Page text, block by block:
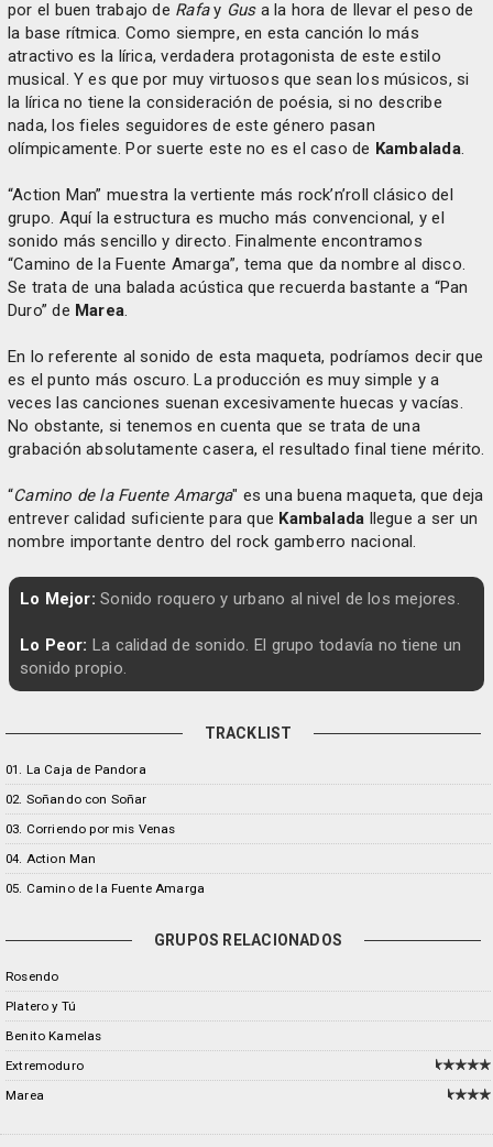
por el buen trabajo de Rafay Gusa la hora de llevar el peso de
la base rítmica. Como siempre, en esta canción lo más
atractivo es la lírica, verdadera protagonista de este estilo
musical. Y es que por muy virtuosos que sean los músicos, si
la lírica no tiene la consideración de poésia, si no describe
nada, los fieles seguidores de este género pasan
olímpicamente. Por suerte este no es el caso de Kambalada.
“Action Man” muestra la vertiente más rock’n’roll clásico del
grupo. Aquí la estructura es mucho más convencional, y el
sonido más sencillo y directo. Finalmente encontramos
“Camino de la Fuente Amarga”, tema que da nombre al disco.
Se trata de una balada acústica que recuerda bastante a “Pan
Duro” de Marea.
En lo referente al sonido de esta maqueta, podríamos decir que
es el punto más oscuro. La producción es muy simple y a
veces las canciones suenan excesivamente huecas y vacías.
No obstante, si tenemos en cuenta que se trata de una
grabación absolutamente casera, el resultado final tiene mérito.
“Camino de la Fuente Amarga" es una buena maqueta, que deja
entrever calidad suficiente para que Kambalada llegue a ser un
nombre importante dentro del rock gamberro nacional.
Lo Mejor: Sonido roquero y urbano al nivel de los mejores.
Lo Peor: La calidad de sonido. El grupo todavía no tiene un
sonido propio.
TRACKLIST
01. La Caja de Pandora
02. Soñando con Soñar
03. Corriendo por mis Venas
04. Action Man
05. Camino de la Fuente Amarga
GRUPOS RELACIONADOS
Rosendo
Platero y Tú
Benito Kamelas
Extremoduro
Marea